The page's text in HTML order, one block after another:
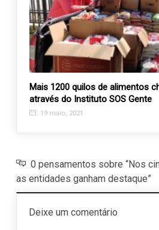
Mais 1200 quilos de alimentos
através do Instituto SOS Gente
19 maio, 2021
0 pensamentos sobre “Nos
as entidades ganham destaque”
Deixe um comentário